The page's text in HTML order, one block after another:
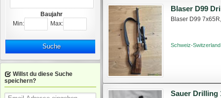
Blaser D99
Blaser D99
Schweiz-
Sauer Drilling
Baujahr
Min:
Max:
Suche
Willst du diese Suche
speichern?